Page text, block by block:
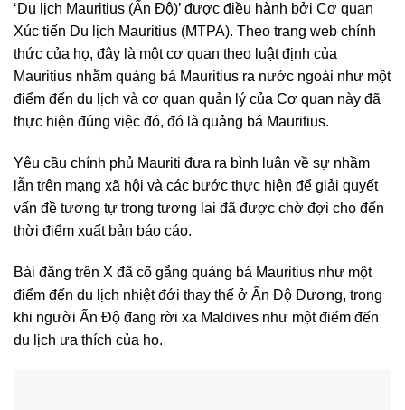
‘Du lịch Mauritius (Ấn Độ)’ được điều hành bởi Cơ quan
Xúc tiến Du lịch Mauritius (MTPA). Theo trang web chính
thức của họ, đây là một cơ quan theo luật định của
Mauritius nhằm quảng bá Mauritius ra nước ngoài như một
điểm đến du lịch và cơ quan quản lý của Cơ quan này đã
thực hiện đúng việc đó, đó là quảng bá Mauritius.
Yêu cầu chính phủ Mauriti đưa ra bình luận về sự nhầm
lẫn trên mạng xã hội và các bước thực hiện để giải quyết
vấn đề tương tự trong tương lai đã được chờ đợi cho đến
thời điểm xuất bản báo cáo.
Bài đăng trên X đã cố gắng quảng bá Mauritius như một
điểm đến du lịch nhiệt đới thay thế ở Ấn Độ Dương, trong
khi người Ấn Độ đang rời xa Maldives như một điểm đến
du lịch ưa thích của họ.